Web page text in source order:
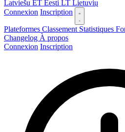
Latviešu ET Eesti LT Lietuvių
Connexion Inscription
Plateformes Classement Statistiques
Changelog À propos
Connexion Inscription